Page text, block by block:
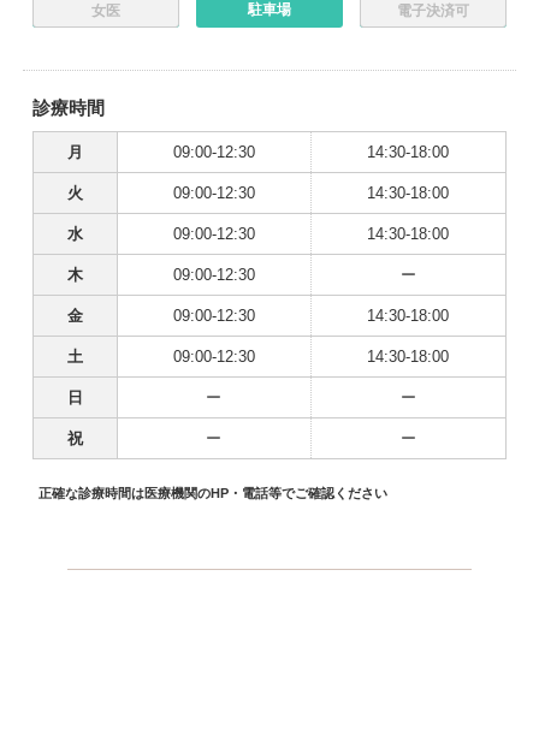
女医 駐車場 電子決済可
診療時間
月 09:00-12:30 14:30-18:00
火 09:00-12:30 14:30-18:00
水 09:00-12:30 14:30-18:00
木 09:00-12:30 ー
金 09:00-12:30 14:30-18:00
土 09:00-12:30 14:30-18:00
日 ー ー
祝 ー ー
正確な診療時間は医療機関のHP・電話等でご確認ください